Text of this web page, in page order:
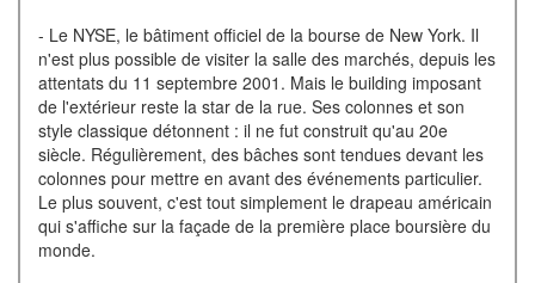
- Le NYSE, le bâtiment officiel de la bourse de New York. Il
n'est plus possible de visiter la salle des marchés, depuis les
attentats du 11 septembre 2001. Mais le building imposant
de l'extérieur reste la star de la rue. Ses colonnes et son
style classique détonnent : il ne fut construit qu'au 20e
siècle. Régulièrement, des bâches sont tendues devant les
colonnes pour mettre en avant des événements particulier.
Le plus souvent, c'est tout simplement le drapeau américain
qui s'affiche sur la façade de la première place boursière du
monde.